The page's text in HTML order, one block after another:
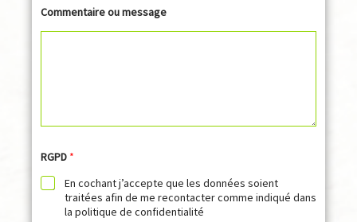
o
l
Commentaire ou message
RGPD *
En cochant j’accepte que les données soient
traitées afin de me recontacter comme indiqué dans
la politique de confidentialité